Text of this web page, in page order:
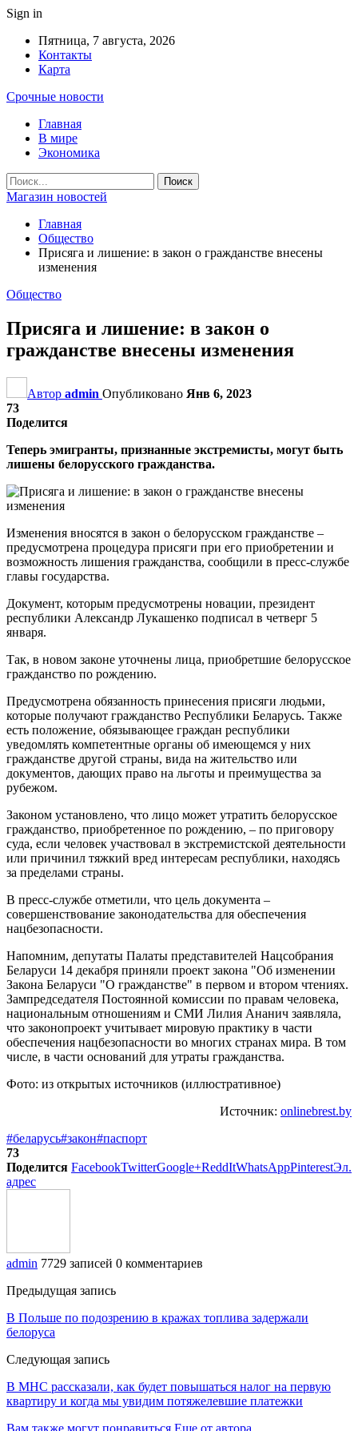
Sign in
Пятница, 7 августа, 2026
Контакты
Карта
Срочные новости
Главная
В мире
Экономика
Магазин новостей
Главная
Общество
Присяга и лишение: в закон о гражданстве внесены
изменения
Общество
Присяга и лишение: в закон о
гражданстве внесены изменения
Автор admin Опубликовано Янв 6, 2023
73
Поделится
Теперь эмигранты, признанные экстремисты, могут быть
лишены белорусского гражданства.
Изменения вносятся в закон о белорусском гражданстве –
предусмотрена процедура присяги при его приобретении и
возможность лишения гражданства, сообщили в пресс-службе
главы государства.
Документ, которым предусмотрены новации, президент
республики Александр Лукашенко подписал в четверг 5
января.
Так, в новом законе уточнены лица, приобретшие белорусское
гражданство по рождению.
Предусмотрена обязанность принесения присяги людьми,
которые получают гражданство Республики Беларусь. Также
есть положение, обязывающее граждан республики
уведомлять компетентные органы об имеющемся у них
гражданстве другой страны, вида на жительство или
документов, дающих право на льготы и преимущества за
рубежом.
Законом установлено, что лицо может утратить белорусское
гражданство, приобретенное по рождению, – по приговору
суда, если человек участвовал в экстремистской деятельности
или причинил тяжкий вред интересам республики, находясь
за пределами страны.
В пресс-службе отметили, что цель документа –
совершенствование законодательства для обеспечения
нацбезопасности.
Напомним, депутаты Палаты представителей Нацсобрания
Беларуси 14 декабря приняли проект закона "Об изменении
Закона Беларуси "О гражданстве" в первом и втором чтениях.
Зампредседателя Постоянной комиссии по правам человека,
национальным отношениям и СМИ Лилия Ананич заявляла,
что законопроект учитывает мировую практику в части
обеспечения нацбезопасности во многих странах мира. В том
числе, в части оснований для утраты гражданства.
Фото: из открытых источников (иллюстративное)
Источник: onlinebrest.by
#беларусь#закон#паспорт
73
Поделится FacebookTwitterGoogle+ReddItWhatsAppPinterestЭл.
адрес
admin 7729 записей 0 комментариев
Предыдущая запись
В Польше по подозрению в кражах топлива задержали
белоруса
Следующая запись
В МНС рассказали, как будет повышаться налог на первую
квартиру и когда мы увидим потяжелевшие платежки
Вам также могут понравиться Еще от автора